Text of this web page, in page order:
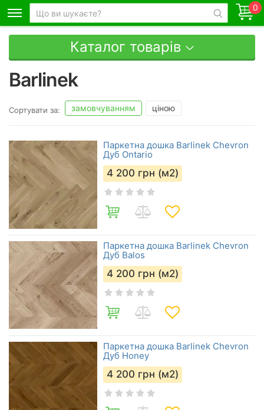
0
Каталог товарів
Barlinek
Сортувати за: замовчуванням ціною
Паркетна дошка Barlinek Chevron
Дуб Ontario
4 200 грн (м2)
Паркетна дошка Barlinek Chevron
Дуб Balos
4 200 грн (м2)
Паркетна дошка Barlinek Chevron
Дуб Honey
4 200 грн (м2)